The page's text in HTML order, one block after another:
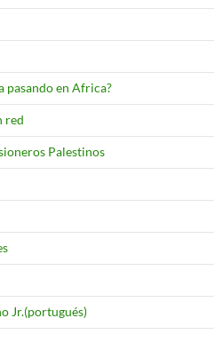
en Africa?
red
Palestinos
Jr.(portugués)